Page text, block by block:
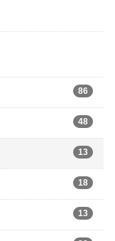
86
48
13
18
13